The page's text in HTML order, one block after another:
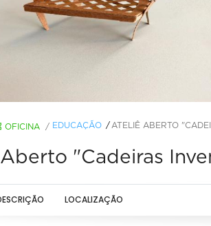
OFICINA / EDUCAÇÃO ATELIÊ ABERTO
"Cadeiras
LOCALIZAÇÃO